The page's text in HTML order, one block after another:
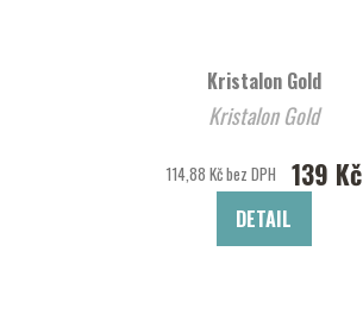
Kristalon Gold
Kristalon Gold
114,88 Kč bez DPH 139 Kč
DETAIL